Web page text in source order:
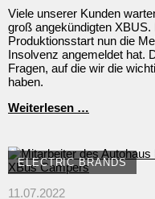
Viele unserer Kunden
groß angekündigten
Produktionsstart nun die
Insolvenz angemeldet hat.
Fragen, auf die wir die
haben.
Weiterlesen …
an
ELECTRIC BRANDS
11.07.2022